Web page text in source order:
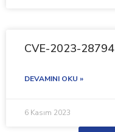
CVE-2023-28794
DEVAMINI OKU »
6 Kasım 2023